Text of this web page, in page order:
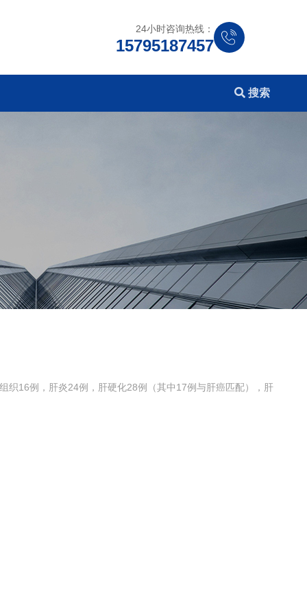
24小时咨询热线：
15795187457
搜索
织16例，肝炎24例，肝硬化28例（其中17例与肝癌匹配），肝